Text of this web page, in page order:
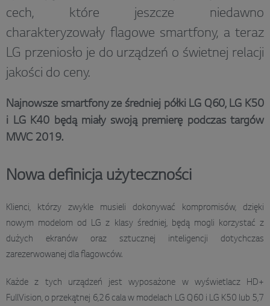
cech, które jeszcze niedawno
charakteryzowały flagowe smartfony, a teraz
LG przeniosło je do urządzeń o świetnej relacji
jakości do ceny.
Najnowsze smartfony ze średniej półki LG Q60, LG K50
i LG K40 będą miały swoją premierę podczas targów
MWC 2019.
Nowa definicja użyteczności
Klienci, którzy zwykle musieli dokonywać kompromisów, dzięki
nowym modelom od LG z klasy średniej, będą mogli korzystać z
dużych ekranów oraz sztucznej inteligencji dotychczas
zarezerwowanej dla flagowców.
Każde z tych urządzeń jest wyposażone w wyświetlacz HD+
FullVision, o przekątnej 6,26 cala w modelach LG Q60 i LG K50 lub 5,7